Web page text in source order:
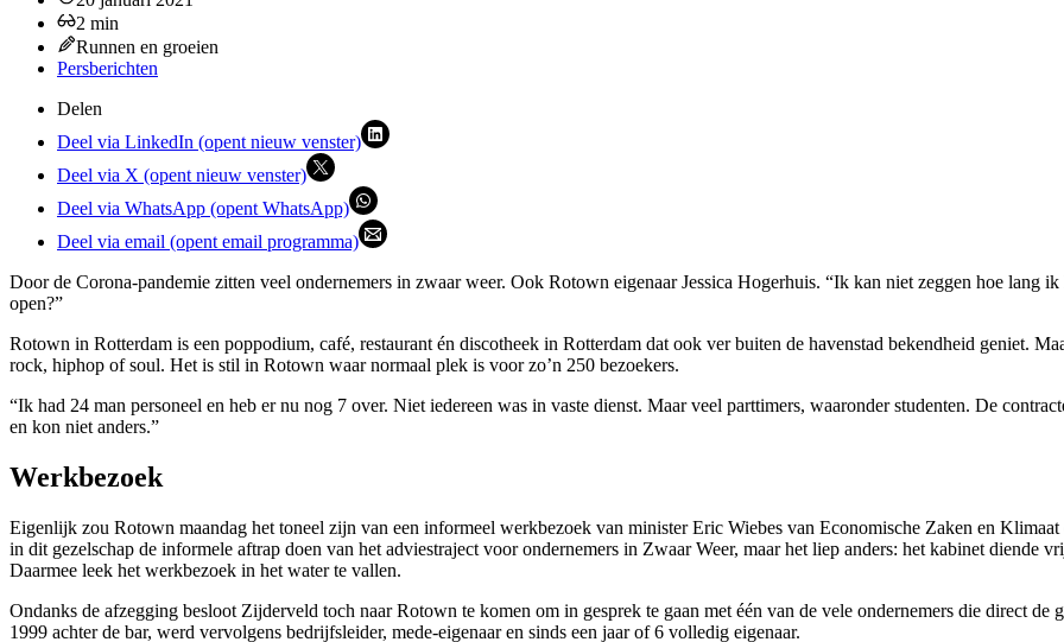
2 min
Runnen en groeien
Persberichten
Delen
Deel via LinkedIn (opent nieuw venster)
Deel via X (opent nieuw venster)
Deel via WhatsApp (opent WhatsApp)
Deel via email (opent email programma)
Door de Corona-pandemie zitten veel ondernemers in zwaar weer. Ook Rotown eigenaar Jessica Hogerhuis. “Ik kan niet zeggen hoe lang
open?”
Rotown in Rotterdam is een poppodium, café, restaurant én discotheek in Rotterdam dat ook ver buiten de havenstad bekendheid geniet.
rock, hiphop of soul. Het is stil in Rotown waar normaal plek is voor zo’n 250 bezoekers.
“Ik had 24 man personeel en heb er nu nog 7 over. Niet iedereen was in vaste dienst. Maar veel parttimers, waaronder studenten. De
en kon niet anders.”
Werkbezoek
Eigenlijk zou Rotown maandag het toneel zijn van een informeel werkbezoek van minister Eric Wiebes van Economische Zaken en
in dit gezelschap de informele aftrap doen van het adviestraject voor ondernemers in Zwaar Weer, maar het liep anders: het kabinet diende
Daarmee leek het werkbezoek in het water te vallen.
Ondanks de afzegging besloot Zijderveld toch naar Rotown te komen om in gesprek te gaan met één van de vele ondernemers die direct
1999 achter de bar, werd vervolgens bedrijfsleider, mede-eigenaar en sinds een jaar of 6 volledig eigenaar.